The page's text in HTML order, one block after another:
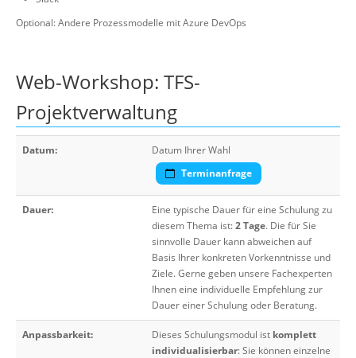
Optional: Andere Prozessmodelle mit Azure DevOps
Web-Workshop: TFS-
Projektverwaltung
Datum:
Datum Ihrer Wahl
Terminanfrage
Dauer:
Eine typische Dauer für eine Schulung zu
diesem Thema ist:2 Tage. Die für Sie
sinnvolle Dauer kann abweichen auf
Basis Ihrer konkreten Vorkenntnisse und
Ziele. Gerne geben unsere Fachexperten
Ihnen eine individuelle Empfehlung zur
Dauer einer Schulung oder Beratung.
Anpassbarkeit: Dieses Schulungsmodul ist komplett
individualisierbar: Sie können einzelne